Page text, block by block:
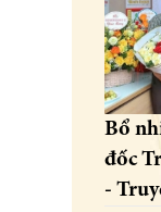
Bổ
đốc
-